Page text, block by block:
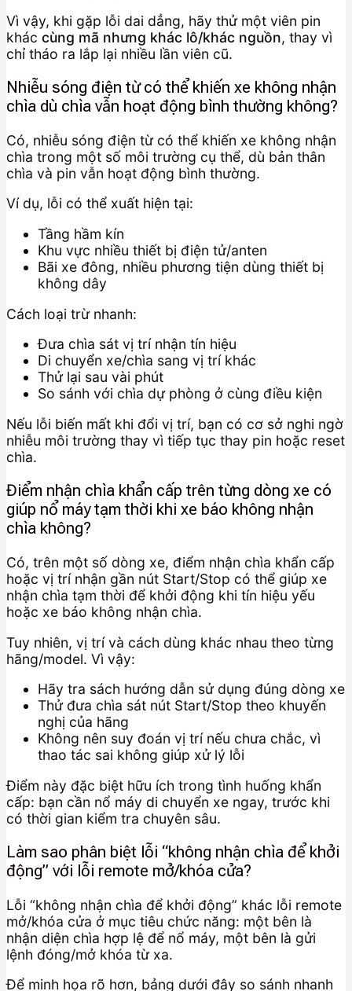
Vì vậy, khi gặp lỗi dai dẳng, hãy thử một viên pin
khác cùng mã nhưng khác lô/khác nguồn, thay vì
chỉ tháo ra lắp lại nhiều lần viên cũ.
Nhiễu sóng điện từ có thể khiến xe không nhận
chìa dù chìa vẫn hoạt động bình thường không?
Có, nhiễu sóng điện từ có thể khiến xe không nhận
chìa trong một số môi trường cụ thể, dù bản thân
chìa và pin vẫn hoạt động bình thường.
Ví dụ, lỗi có thể xuất hiện tại:
Tầng hầm kín
Khu vực nhiều thiết bị điện tử/anten
Bãi xe đông, nhiều phương tiện dùng thiết bị
không dây
Cách loại trừ nhanh:
Đưa chìa sát vị trí nhận tín hiệu
Di chuyển xe/chìa sang vị trí khác
Thử lại sau vài phút
So sánh với chìa dự phòng ở cùng điều kiện
Nếu lỗi biến mất khi đổi vị trí, bạn có cơ sở nghi ngờ
nhiễu môi trường thay vì tiếp tục thay pin hoặc reset
chìa.
Điểm nhận chìa khẩn cấp trên từng dòng xe có
giúp nổ máy tạm thời khi xe báo không nhận
chìa không?
Có, trên một số dòng xe, điểm nhận chìa khẩn cấp
hoặc vị trí nhận gần nút Start/Stop có thể giúp xe
nhận chìa tạm thời để khởi động khi tín hiệu yếu
hoặc xe báo không nhận chìa.
Tuy nhiên, vị trí và cách dùng khác nhau theo từng
hãng/model. Vì vậy:
Hãy tra sách hướng dẫn sử dụng đúng dòng xe
Thử đưa chìa sát nút Start/Stop theo khuyến
nghị của hãng
Không nên suy đoán vị trí nếu chưa chắc, vì
thao tác sai không giúp xử lý lỗi
Điểm này đặc biệt hữu ích trong tình huống khẩn
cấp: bạn cần nổ máy di chuyển xe ngay, trước khi
có thời gian kiểm tra chuyên sâu.
Làm sao phân biệt lỗi “không nhận chìa để khởi
động” với lỗi remote mở/khóa cửa?
Lỗi “không nhận chìa để khởi động” khác lỗi remote
mở/khóa cửa ở mục tiêu chức năng: một bên là
nhận diện chìa hợp lệ để nổ máy, một bên là gửi
lệnh đóng/mở khóa từ xa.
Để minh họa rõ hơn, bảng dưới đây so sánh nhanh